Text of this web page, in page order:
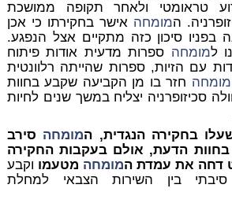
טראומטי ולאחר תקופה ממושכת
המומחה אישר בחקירתו כי אכן
בפניו סיכון כזה מתקיים אצל הנפגע.
למומחה ספרות מדעית אודות פיתוח
עם הזיות, ספרות שהייתה רלוונטית
מומחה חזר בו מן הקביעה שקבע בחוות
סכיזופרניה יצליח במשך שנים לחיות
בחקירה הנגדית, המומחה סירב
הדעת, אולם בעקבות החקירה
דחה את עמדת המומחה מטעמו וקבע
בין השירות הצבאי למחלת